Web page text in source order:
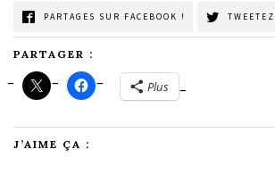
PARTAGES SUR FACEBOOK !
PARTAGER :
Plus
J’AIME ÇA :